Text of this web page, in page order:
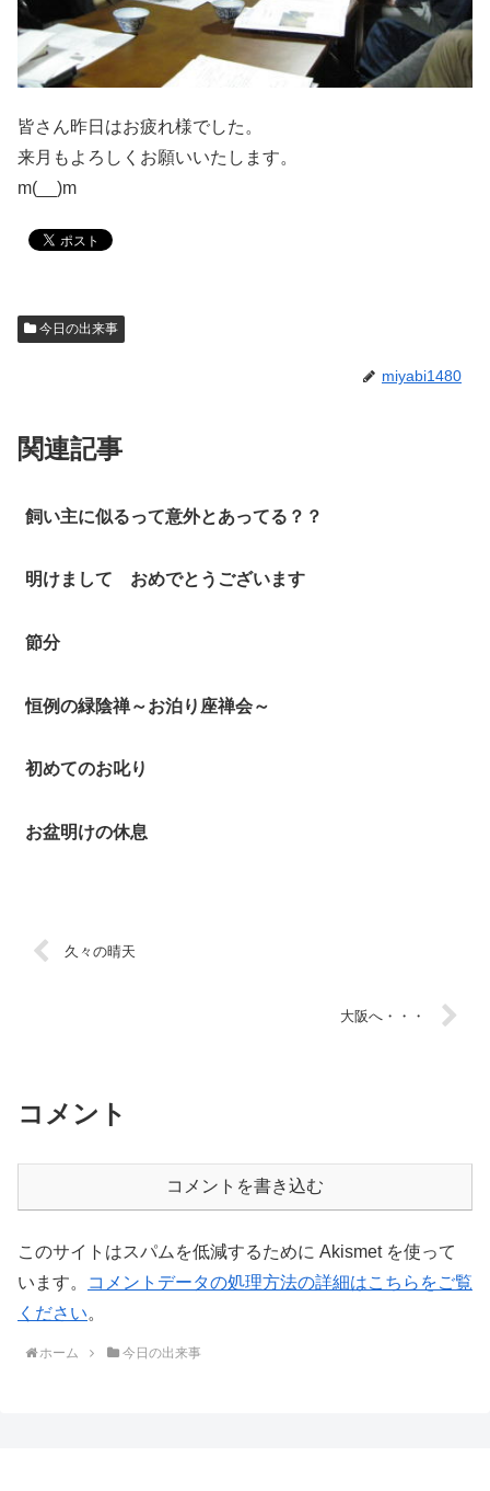
皆さん昨日はお疲れ様でした。
来月もよろしくお願いいたします。
m(__)m
今日の出来事
miyabi1480
関連記事
飼い主に似るって意外とあってる？？
明けまして おめでとうございます
節分
恒例の緑陰禅～お泊り座禅会～
初めてのお叱り
お盆明けの休息
久々の晴天
大阪へ・・・
コメント
コメントを書き込む
このサイトはスパムを低減するために Akismet を使って
います。
コメントデータの処理方法の詳細はこちらをご覧
ください。
ホーム 今日の出来事